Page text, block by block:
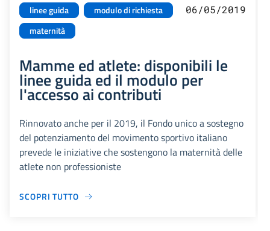
linee guida
modulo di richiesta
maternità
06/05/2019
Mamme ed atlete: disponibili le
linee guida ed il modulo per
l'accesso ai contributi
Rinnovato anche per il 2019, il Fondo unico a sostegno
del potenziamento del movimento sportivo italiano
prevede le iniziative che sostengono la maternità delle
atlete non professioniste
SCOPRI TUTTO